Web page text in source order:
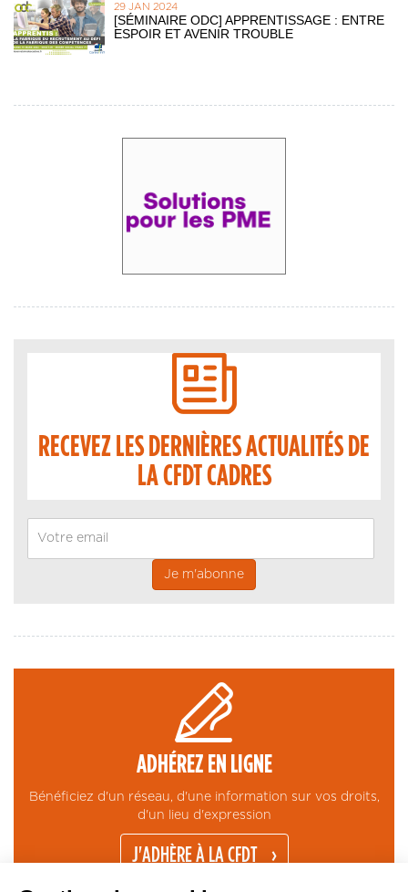
29 JAN 2024
[SÉMINAIRE ODC] APPRENTISSAGE : ENTRE
ESPOIR ET AVENIR TROUBLE
RECEVEZ LES DERNIÈRES ACTUALITÉS DE
LA CFDT CADRES
ADHÉREZ EN LIGNE
Bénéficiez d'un réseau, d'une information sur vos droits,
d'un lieu d'expression
J'ADHÈRE À LA CFDT